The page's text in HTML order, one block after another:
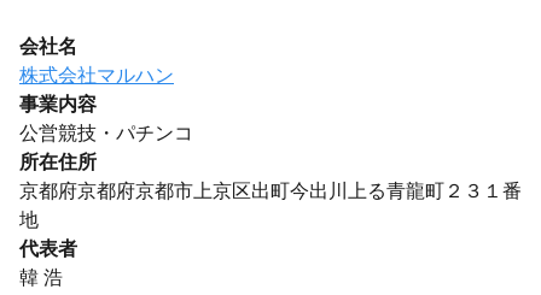
会社名
株式会社マルハン
事業内容
公営競技・パチンコ
所在住所
京都府京都府京都市上京区出町今出川上る青龍町２３１番
地
代表者
韓 浩